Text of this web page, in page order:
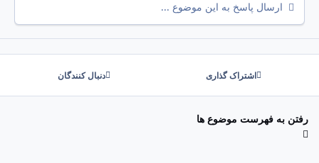
ارسال پاسخ به این موضوع ...
اشتراک گذاری دنبال کنندگان
رفتن به فهرست موضوع ها